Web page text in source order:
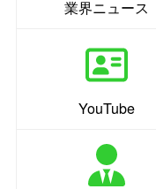
業界ニュース
YouTube